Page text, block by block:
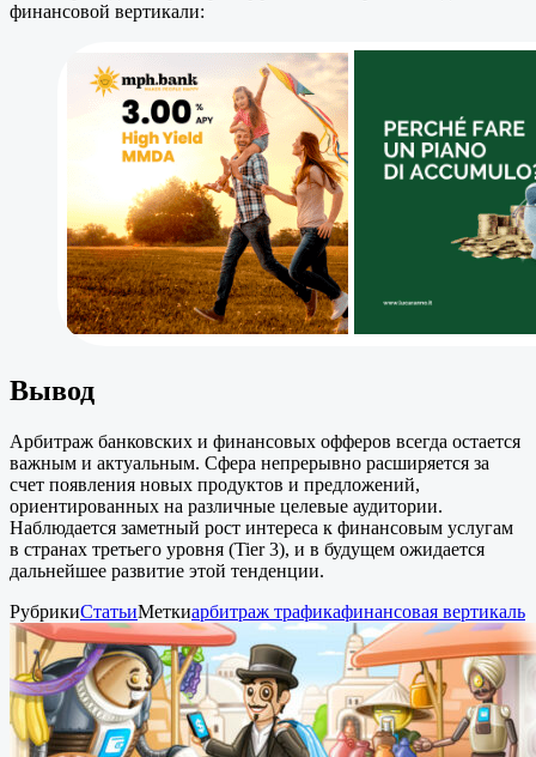
финансовой вертикали:
Вывод
Арбитраж банковских и финансовых офферов всегда остается
важным и актуальным. Сфера непрерывно расширяется за
счет появления новых продуктов и предложений,
ориентированных на различные целевые аудитории.
Наблюдается заметный рост интереса к финансовым услугам
в странах третьего уровня (Tier 3), и в будущем ожидается
дальнейшее развитие этой тенденции.
РубрикиСтатьиМеткиарбитраж трафикафинансовая вертикаль